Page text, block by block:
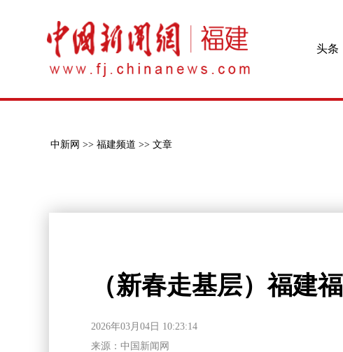
头条
中新网 >> 福建频道 >> 文章
（新春走基层）福建
2026年03月04日 10:23:14
来源：中国新闻网